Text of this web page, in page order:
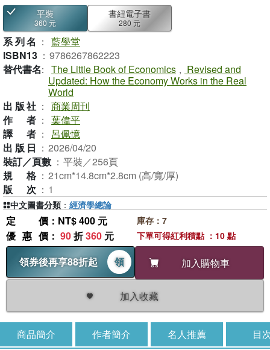
平裝
360 元
書紐電子書
280 元
系列名 ： 藍學堂
ISBN13 ： 9786267862223
替代書名： The Little Book of Economics , Revised and
Updated: How the Economy Works in the Real
World
出版社 ： 商業周刊
作者 ： 葉偉平
譯者 ：
呂佩憶
出版日 ： 2026/04/20
裝訂／頁數 ： 平裝／256頁
規格 ： 21cm*14.8cm*2.8cm (高/寬/厚)
版次 ： 1
定價 ：NT$ 400 元
優惠價 ： 90折360 元
領券後再享88折起
領 加入購物車
加入收藏
庫存：7
下單可得紅利積點 ：10 點
中文圖書分類 ： 經濟學總論
商品簡介 作者簡介 名人推薦 目